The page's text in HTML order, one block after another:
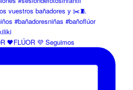
🖤FLÚOR 💜 Seguimos